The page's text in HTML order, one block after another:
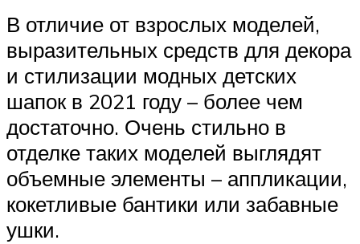
В отличие от взрослых моделей,
выразительных средств для декора
и стилизации модных детских
шапок в 2021 году – более чем
достаточно. Очень стильно в
отделке таких моделей выглядят
объемные элементы – аппликации,
кокетливые бантики или забавные
ушки.